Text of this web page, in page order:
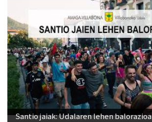
Santio jaiak: Udalaren lehen balorazioa